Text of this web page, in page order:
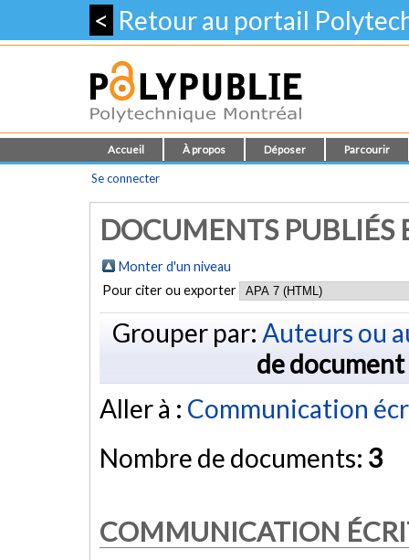
< Retour au portail
Accueil À propos Déposer Parcourir
Se connecter
DOCUMENTS PUBLIÉS
Monter d'un niveau
Pour citer ou exporter
Grouper par: Auteurs ou
de document
Aller à : Communication
Nombre de documents: 3
COMMUNICATION